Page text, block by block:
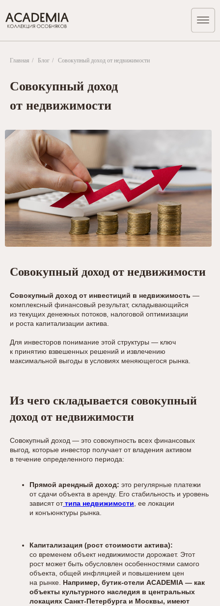
Главная / Блог / Совокупный доход от недвижимости
Совокупный доход
от недвижимости
Совокупный доход от недвижимости
Совокупный доход от инвестиций в недвижимость —
комплексный финансовый результат, складывающийся
из текущих денежных потоков, налоговой оптимизации
и роста капитализации актива.
Для инвесторов понимание этой структуры — ключ
к принятию взвешенных решений и извлечению
максимальной выгоды в условиях меняющегося рынка.
Из чего складывается совокупный
доход от недвижимости
Совокупный доход — это совокупность всех финансовых
выгод, которые инвестор получает от владения активом
в течение определенного периода:
Прямой арендный доход: это регулярные платежи
от сдачи объекта в аренду. Его стабильность и уровень
зависят от типа недвижимости , ее локации
и конъюнктуры рынка.
Капитализация (рост стоимости актива):
со временем объект недвижимости дорожает. Этот
рост может быть обусловлен особенностями самого
объекта, общей инфляцией и повышением цен
на рынке. Например, бутик-отели ACADEMIA — как
объекты культурного наследия в центральных
локациях Санкт-Петербурга и Москвы, имеют